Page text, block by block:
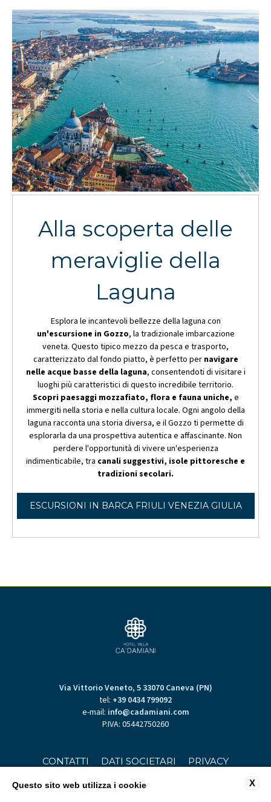
Alla scoperta delle
meraviglie della
Laguna
Esplora le incantevoli bellezze della laguna con
un'escursione in Gozzo, la tradizionale imbarcazione
veneta. Questo tipico mezzo da pesca e trasporto,
caratterizzato dal fondo piatto, è perfetto per navigare
nelle acque basse della laguna, consentendoti di visitare i
luoghi più caratteristici di questo incredibile territorio.
Scopri paesaggi mozzafiato, flora e fauna uniche, e
immergiti nella storia e nella cultura locale. Ogni angolo della
laguna racconta una storia diversa, e il Gozzo ti permette di
esplorarla da una prospettiva autentica e affascinante. Non
perdere l'opportunità di vivere un'esperienza
indimenticabile, tra canali suggestivi, isole pittoresche e
tradizioni secolari.
ESCURSIONI IN BARCA FRIULI VENEZIA GIULIA
Via Vittorio Veneto, 5 33070 Caneva (PN)
tel: +39 0434 799092
e-mail: info@cadamiani.com
P.IVA: 05442750260
CONTATTI DATI SOCIETARI
PRIVACY
X
Questo sito web utilizza i cookie